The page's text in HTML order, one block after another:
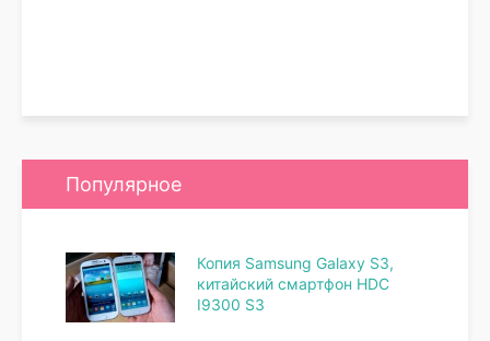
Популярное
Копия Samsung Galaxy S3,
китайский смартфон HDC
I9300 S3